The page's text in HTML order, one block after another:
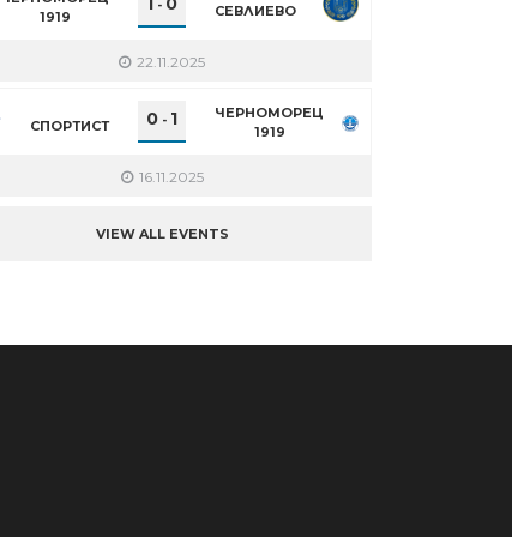
1919
- СЕВЛИЕВО
22.11.2025
СПОРТИСТ 0 - 1
ЧЕРНОМОРЕЦ
1919
16.11.2025
VIEW ALL EVENTS